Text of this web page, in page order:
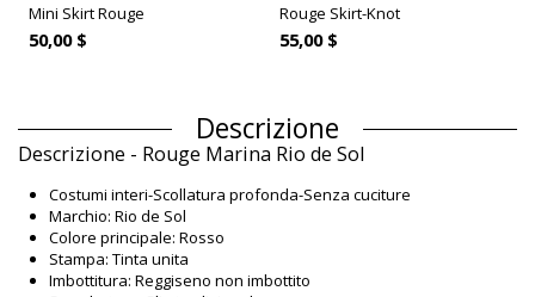
Mini Skirt Rouge
50,00 $
Rouge Skirt-Knot
55,00 $
Descrizione
Descrizione - Rouge Marina Rio de Sol
Costumi interi-Scollatura profonda-Senza cuciture
Marchio: Rio de Sol
Colore principale: Rosso
Stampa: Tinta unita
Imbottitura: Reggiseno non imbottito